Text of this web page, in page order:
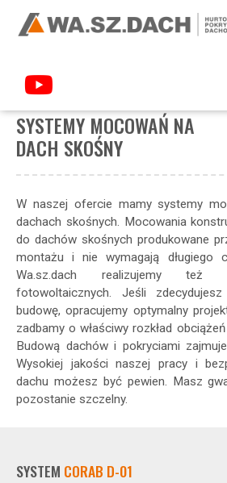
SKOŚNY
SYSTEMY MOCOWAŃ NA
DACH SKOŚNY
W naszej ofercie mamy systemy
dachach skośnych. Mocowania
do dachów skośnych produkowane
montażu i nie wymagają długiego
Wa.sz.dach realizujemy też
fotowoltaicznych. Jeśli
budowę, opracujemy optymalny
zadbamy o właściwy rozkład
Budową dachów i pokryciami
Wysokiej jakości naszej pracy i
dachu możesz być pewien. Masz
pozostanie szczelny.
SYSTEM CORAB D-01